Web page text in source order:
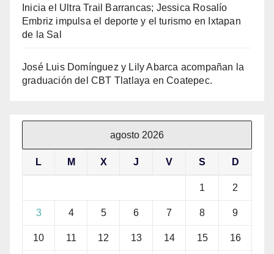
Inicia el Ultra Trail Barrancas; Jessica Rosalío
Embriz impulsa el deporte y el turismo en Ixtapan
de la Sal
José Luis Domínguez y Lily Abarca acompañan la
graduación del CBT Tlatlaya en Coatepec.
agosto 2026
L M X J V S D
1 2
3 4 5 6 7 8 9
10 11 12 13 14 15 16